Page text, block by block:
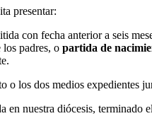
presentar:
con fecha anterior a seis
los padres, o partida de
o los dos medios expedientes
en nuestra diócesis, terminado